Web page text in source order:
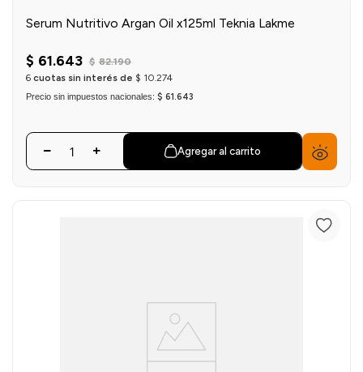
Serum Nutritivo Argan Oil x125ml Teknia Lakme
$ 61.643 $ 82.190
6 cuotas sin interés de $ 10.274
Precio sin impuestos nacionales: $ 61.643
Agregar al carrito